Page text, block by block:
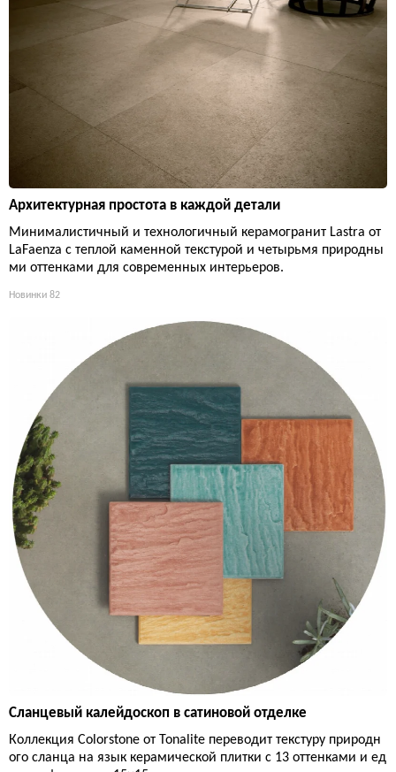
Архитектурная простота в каждой детали
Минималистичный и технологичный керамогранит Lastra от
LaFaenza с теплой каменной текстурой и четырьмя природны
ми оттенками для современных интерьеров.
Новинки 82
Сланцевый калейдоскоп в сатиновой отделке
Коллекция Colorstone от Tonalite переводит текстуру природн
ого сланца на язык керамической плитки с 13 оттенками и ед